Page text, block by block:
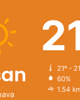
21º -
60%
1.54